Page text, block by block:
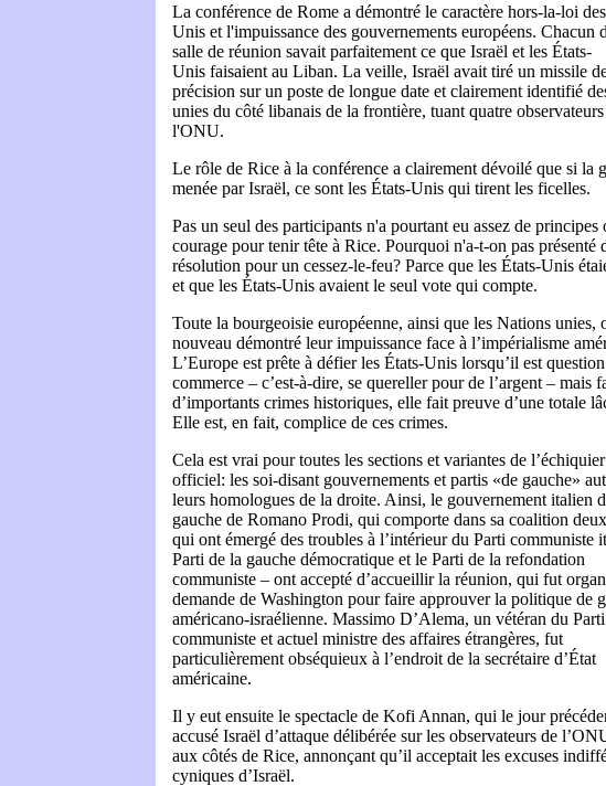
La conférence de Rome a démontré le caractère hors-la-loi
Unis et l'impuissance des gouvernements européens. Chacun
salle de réunion savait parfaitement ce que Israël et les États-
Unis faisaient au Liban. La veille, Israël avait tiré un missile
précision sur un poste de longue date et clairement identifié
unies du côté libanais de la frontière, tuant quatre
l'ONU.
Le rôle de Rice à la conférence a clairement dévoilé que si la
menée par Israël, ce sont les États-Unis qui tirent les ficelles.
Pas un seul des participants n'a pourtant eu assez de principes
courage pour tenir tête à Rice. Pourquoi n'a-t-on pas présenté
résolution pour un cessez-le-feu? Parce que les États-Unis
et que les États-Unis avaient le seul vote qui compte.
Toute la bourgeoisie européenne, ainsi que les Nations unies,
nouveau démontré leur impuissance face à l’impérialisme
L’Europe est prête à défier les États-Unis lorsqu’il est
commerce – c’est-à-dire, se quereller pour de l’argent – mais
d’importants crimes historiques, elle fait preuve d’une totale
Elle est, en fait, complice de ces crimes.
Cela est vrai pour toutes les sections et variantes de
officiel: les soi-disant gouvernements et partis «de gauche»
leurs homologues de la droite. Ainsi, le gouvernement italien
gauche de Romano Prodi, qui comporte dans sa coalition
qui ont émergé des troubles à l’intérieur du Parti communiste
Parti de la gauche démocratique et le Parti de la refondation
communiste – ont accepté d’accueillir la réunion, qui fut
demande de Washington pour faire approuver la politique de
américano-israélienne. Massimo D’Alema, un vétéran du Parti
communiste et actuel ministre des affaires étrangères, fut
particulièrement obséquieux à l’endroit de la secrétaire d’État
américaine.
Il y eut ensuite le spectacle de Kofi Annan, qui le jour
accusé Israël d’attaque délibérée sur les observateurs de
aux côtés de Rice, annonçant qu’il acceptait les excuses
cyniques d’Israël.